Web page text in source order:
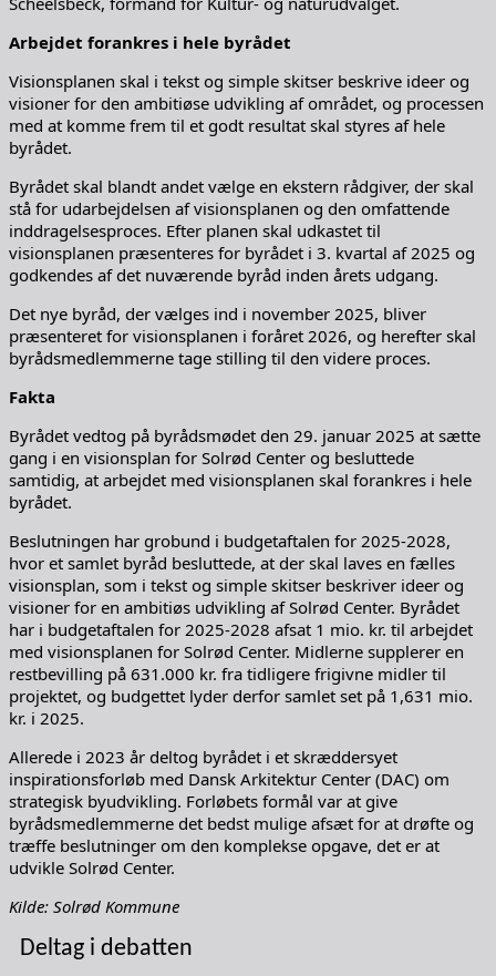
Arbejdet forankres i hele byrådet
Visionsplanen skal i tekst og simple skitser beskrive ideer og
visioner for den ambitiøse udvikling af området, og processen
med at komme frem til et godt resultat skal styres af hele
byrådet.
Byrådet skal blandt andet vælge en ekstern rådgiver, der skal
stå for udarbejdelsen af visionsplanen og den omfattende
inddragelsesproces. Efter planen skal udkastet til
visionsplanen præsenteres for byrådet i 3. kvartal af 2025 og
godkendes af det nuværende byråd inden årets udgang.
Det nye byråd, der vælges ind i november 2025, bliver
præsenteret for visionsplanen i foråret 2026, og herefter skal
byrådsmedlemmerne tage stilling til den videre proces.
Fakta
Byrådet vedtog på byrådsmødet den 29. januar 2025 at sætte
gang i en visionsplan for Solrød Center og besluttede
samtidig, at arbejdet med visionsplanen skal forankres i hele
byrådet.
Beslutningen har grobund i budgetaftalen for 2025-2028,
hvor et samlet byråd besluttede, at der skal laves en fælles
visionsplan, som i tekst og simple skitser beskriver ideer og
visioner for en ambitiøs udvikling af Solrød Center. Byrådet
har i budgetaftalen for 2025-2028 afsat 1 mio. kr. til arbejdet
med visionsplanen for Solrød Center. Midlerne supplerer en
restbevilling på 631.000 kr. fra tidligere frigivne midler til
projektet, og budgettet lyder derfor samlet set på 1,631 mio.
kr. i 2025.
Allerede i 2023 år deltog byrådet i et skræddersyet
inspirationsforløb med Dansk Arkitektur Center (DAC) om
strategisk byudvikling. Forløbets formål var at give
byrådsmedlemmerne det bedst mulige afsæt for at drøfte og
træffe beslutninger om den komplekse opgave, det er at
udvikle Solrød Center.
Kilde: Solrød Kommune
Deltag i debatten